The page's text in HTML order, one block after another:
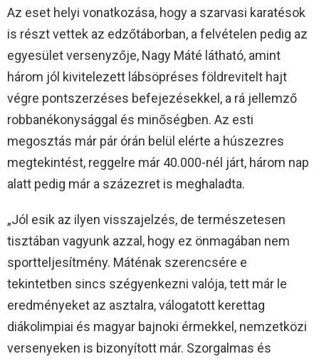
Az eset helyi vonatkozása, hogy a szarvasi karatésok
is részt vettek az edzőtáborban, a felvételen pedig az
egyesület versenyzője, Nagy Máté látható, amint
három jól kivitelezett lábsöpréses földrevitelt hajt
végre pontszerzéses befejezésekkel, a rá jellemző
robbanékonysággal és minőségben. Az esti
megosztás már pár órán belül elérte a húszezres
megtekintést, reggelre már 40.000-nél járt, három nap
alatt pedig már a százezret is meghaladta.
„Jól esik az ilyen visszajelzés, de természetesen
tisztában vagyunk azzal, hogy ez önmagában nem
sportteljesítmény. Máténak szerencsére e
tekintetben sincs szégyenkezni valója, tett már le
eredményeket az asztalra, válogatott kerettag
diákolimpiai és magyar bajnoki érmekkel, nemzetközi
versenyeken is bizonyított már. Szorgalmas és